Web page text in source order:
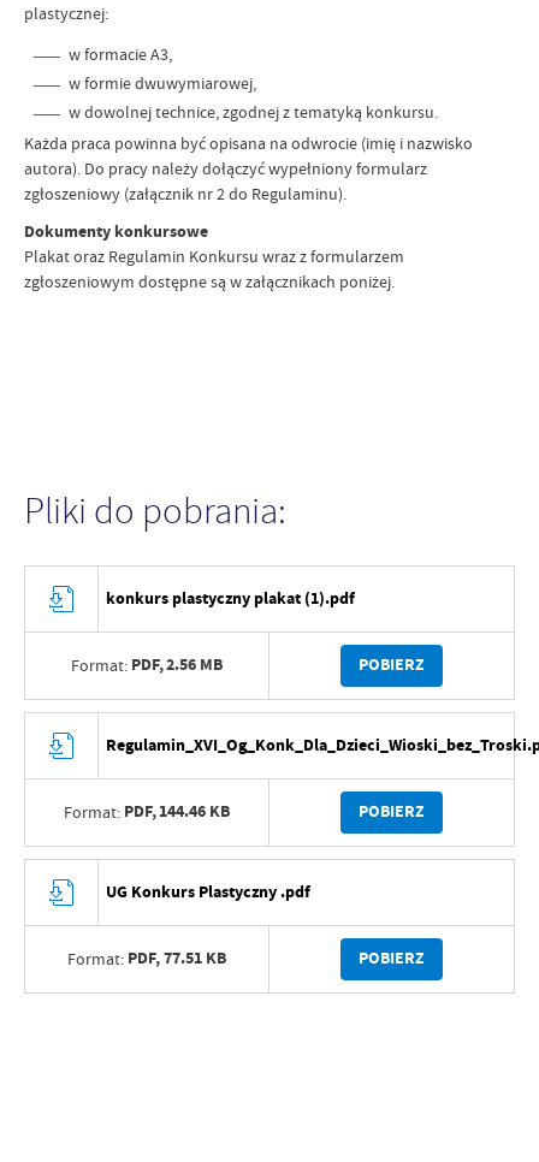
plastycznej:
w formacie A3,
w formie dwuwymiarowej,
w dowolnej technice, zgodnej z tematyką konkursu.
Każda praca powinna być opisana na odwrocie (imię i nazwisko
autora). Do pracy należy dołączyć wypełniony formularz
zgłoszeniowy (załącznik nr 2 do Regulaminu).
Dokumenty konkursowe
Plakat oraz Regulamin Konkursu wraz z formularzem
zgłoszeniowym dostępne są w załącznikach poniżej.
Pliki do pobrania:
konkurs plastyczny plakat (1).pdf
Format: PDF,2.56 MB POBIERZ
Format: PDF,144.46 KB POBIERZ
UG Konkurs Plastyczny .pdf
Format: PDF,77.51 KB POBIERZ